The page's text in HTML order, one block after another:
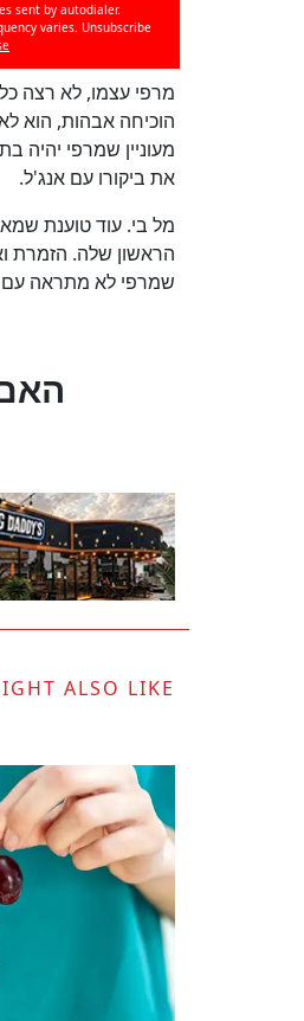
sent by autodialer.
varies. Unsubscribe
מרפי עצמו, לא רצה
הוכיחה אבהות, הוא
מעוניין שמרפי יהיה
את ביקורו עם אנג'ל.
מל בי. עוד טוענת
הראשון שלה. הזמרת
שמרפי לא מתראה עם
ALSO LIKE